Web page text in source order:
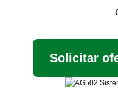
Solicitar